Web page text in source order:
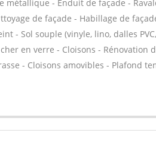
- Enduit de façade -
de façade - Habillage de
- Sol souple (vinyle, lino, dalles
en verre - Cloisons - Rénovation
- Cloisons amovibles - Plafond